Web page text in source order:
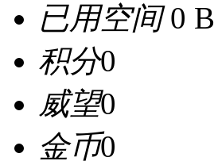
已用空间0 B
积分0
威望0
金币0